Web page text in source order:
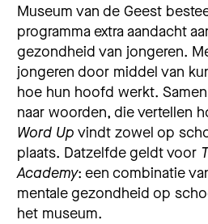
Museum van de Geest
programma extra aandacht
gezondheid van jongeren.
jongeren door middel van
hoe hun hoofd werkt.
naar woorden, die vertellen
Word Up vindt zowel op
plaats. Datzelfde geldt voor
Academy: een combinatie
mentale gezondheid op
het museum.